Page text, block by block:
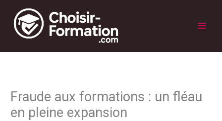
contenu
Menu
Fraude aux formations : un fléau
en pleine expansion